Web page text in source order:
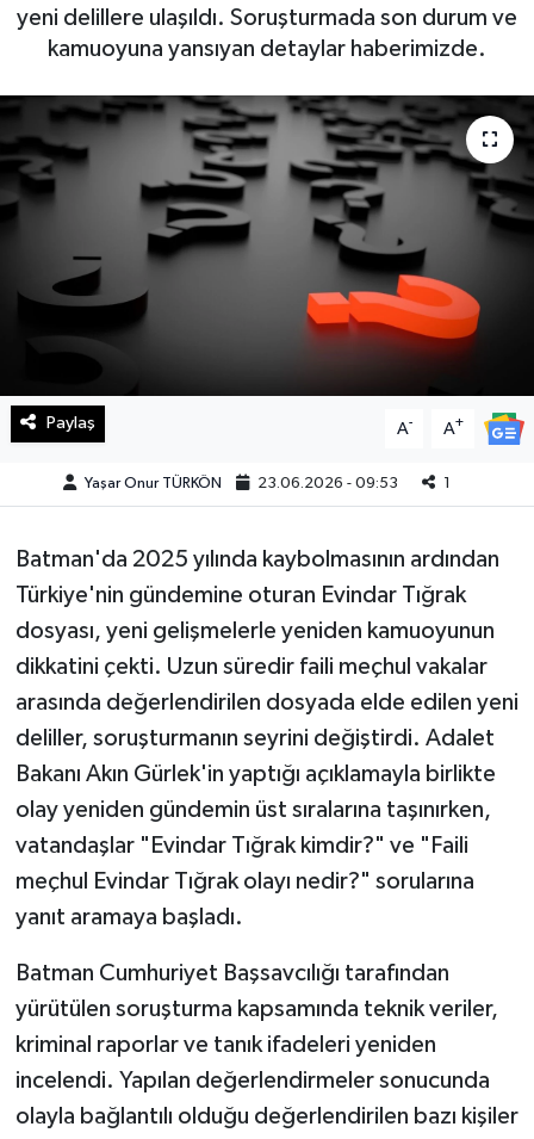
yeni delillere ulaşıldı. Soruşturmada son durum ve
kamuoyuna yansıyan detaylar haberimizde.
Paylaş A- A+
Yaşar Onur TÜRKÖN 23.06.2026 - 09:53 1
Batman'da 2025 yılında kaybolmasının ardından
Türkiye'nin gündemine oturan Evindar Tığrak
dosyası, yeni gelişmelerle yeniden kamuoyunun
dikkatini çekti. Uzun süredir faili meçhul vakalar
arasında değerlendirilen dosyada elde edilen yeni
deliller, soruşturmanın seyrini değiştirdi. Adalet
Bakanı Akın Gürlek'in yaptığı açıklamayla birlikte
olay yeniden gündemin üst sıralarına taşınırken,
vatandaşlar "Evindar Tığrak kimdir?" ve "Faili
meçhul Evindar Tığrak olayı nedir?" sorularına
yanıt aramaya başladı.
Batman Cumhuriyet Başsavcılığı tarafından
yürütülen soruşturma kapsamında teknik veriler,
kriminal raporlar ve tanık ifadeleri yeniden
incelendi. Yapılan değerlendirmeler sonucunda
olayla bağlantılı olduğu değerlendirilen bazı kişiler
Haberde İnsan
Kültür Sanat
Magazin
Manşet Altı
Manşetler
Resmi İlan
Sağlık
Spor
Teknoloji
KAHRAMANMARAŞ